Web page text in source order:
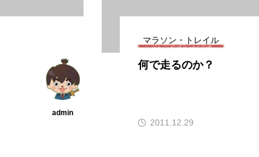
admin
マラソン・トレイル
何で走るのか？
2011.12.29